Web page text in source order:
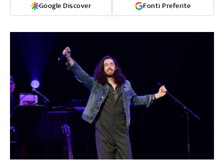
Google Discover Fonti Preferite